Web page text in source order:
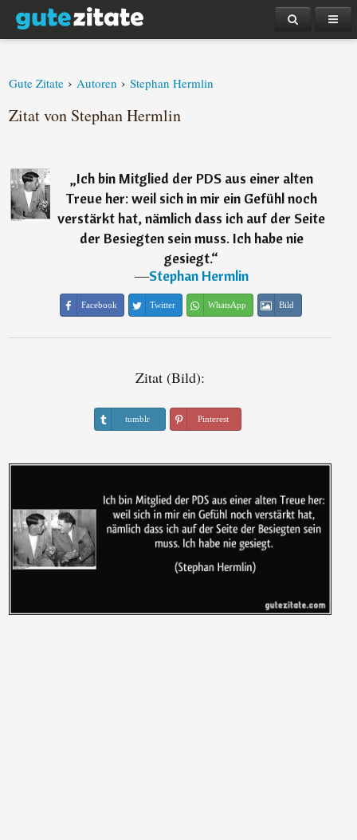
Gute Zitate › Autoren › Stephan Hermlin
Zitat von Stephan Hermlin
„Ich bin Mitglied der PDS aus einer alten
Treue her: weil sich in mir ein Gefühl noch
verstärkt hat, nämlich dass ich auf der Seite
der Besiegten sein muss. Ich habe nie
gesiegt.“
―Stephan Hermlin
Facebook Twitter WhatsApp Bild
Zitat (Bild):
tumblr Pinterest